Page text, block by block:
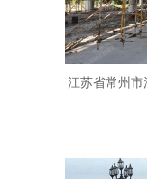
江苏省常州市